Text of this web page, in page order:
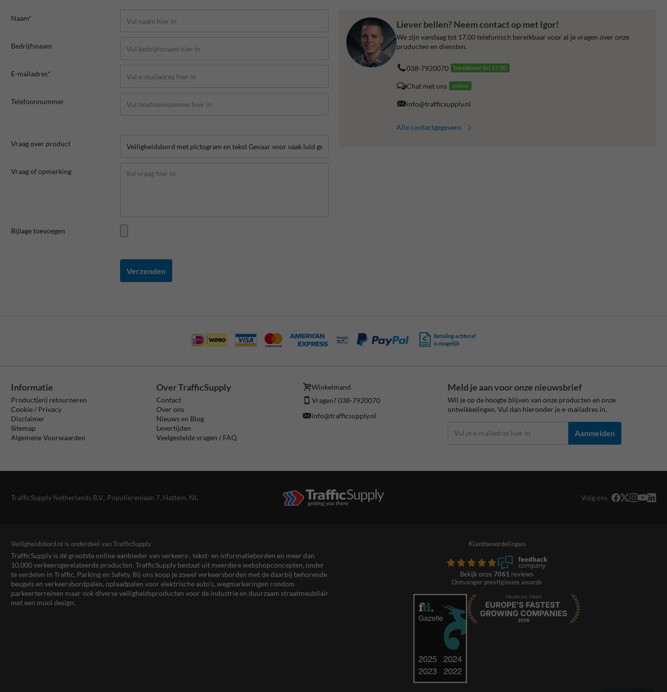
Naam*
Bedrijfsnaam
E-mailadres*
Telefoonnummer
Vraag over product
Vraag of opmerking
Bijlage toevoegen
Verzenden
Liever bellen? Neem contact op met Igor!
We zijn vandaag tot 17.00 telefonisch bereikbaar voor al je vragen over onze
producten en diensten.
038-7920070 bereikbaar tot 17.00
Chat met ons online
info@trafficsupply.nl
Alle contactgegevens
Betaling achteraf
is mogelijk
Informatie
Product(en) retourneren
Cookie / Privacy
Disclaimer
Sitemap
Algemene Voorwaarden
Over TrafficSupply
Contact
Over ons
Nieuws en Blog
Levertijden
Veelgestelde vragen / FAQ
Winkelmand
Vragen? 038-7920070
info@trafficsupply.nl
Meld je aan voor onze nieuwsbrief
Wil je op de hoogte blijven van onze producten en onze
ontwikkelingen. Vul dan hieronder je e-mailadres in.
Aanmelden
TrafficSupply Netherlands B.V., Populierenlaan 7, Hattem, NL Volg ons
Veiligheidsbord.nl is onderdeel van TrafficSupply
TrafficSupply is dé grootste online aanbieder van verkeers-, tekst- en informatieborden en meer dan
10.000 verkeersgerelateerde producten. TrafficSupply bestaat uit meerdere webshopconcepten, onder
te verdelen in Traffic, Parking en Safety. Bij ons koop je zowel verkeersborden met de daarbij behorende
beugels en verkeersbordpalen, oplaadpalen voor elektrische auto’s, wegmarkeringen rondom
parkeerterreinen maar ook diverse veiligheidsproducten voor de industrie en duurzaam straatmeubilair
met een mooi design.
Klantbeoordelingen
Bekijk onze 7061 reviews
Ontvanger prestigieuze awards